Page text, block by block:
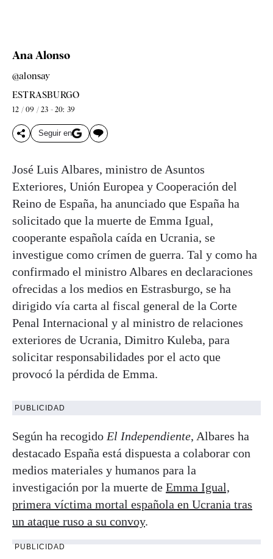
Ana Alonso
@alonsay
ESTRASBURGO
12 / 09 / 23 - 20: 39
Seguir en
José Luis Albares, ministro de Asuntos
Exteriores, Unión Europea y Cooperación del
Reino de España, ha anunciado que España ha
solicitado que la muerte de Emma Igual,
cooperante española caída en Ucrania, se
investigue como crímen de guerra. Tal y como ha
confirmado el ministro Albares en declaraciones
ofrecidas a los medios en Estrasburgo, se ha
dirigido vía carta al fiscal general de la Corte
Penal Internacional y al ministro de relaciones
exteriores de Ucrania, Dimitro Kuleba, para
solicitar responsabilidades por el acto que
provocó la pérdida de Emma.
PUBLICIDAD
Según ha recogido El Independiente, Albares ha
destacado España está dispuesta a colaborar con
medios materiales y humanos para la
investigación por la muerte de Emma Igual,
primera víctima mortal española en Ucrania tras
un ataque ruso a su convoy.
PUBLICIDAD